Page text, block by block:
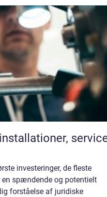
investeringer, de fleste
en spændende og potentielt
forståelse af juridiske